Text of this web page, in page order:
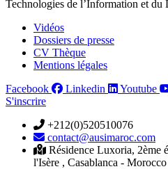
Technologies de l’Information et du
Vidéos
Dossiers de presse
CV Thèque
Mentions légales
Facebook
Linkedin Youtube
S'inscrire
+212(0)520510076
contact@ausimaroc.com
Résidence Luxoria, 2ème
l'Isère , Casablanca - Morocco